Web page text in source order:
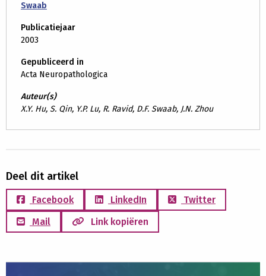
Swaab
Publicatiejaar
2003
Gepubliceerd in
Acta Neuropathologica
Auteur(s)
X.Y. Hu, S. Qin, Y.P. Lu, R. Ravid, D.F. Swaab, J.N. Zhou
Deel dit artikel
Facebook LinkedIn
Twitter
Mail
Link kopiëren